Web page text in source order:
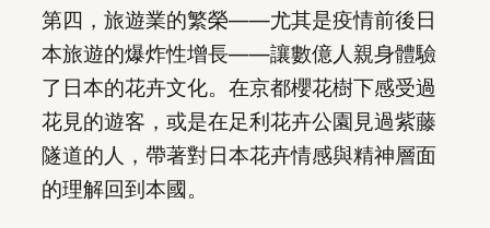
第四，旅遊業的繁榮——尤其是疫情前後日
本旅遊的爆炸性增長——讓數億人親身體驗
了日本的花卉文化。在京都櫻花樹下感受過
花見的遊客，或是在足利花卉公園見過紫藤
隧道的人，帶著對日本花卉情感與精神層面
的理解回到本國。